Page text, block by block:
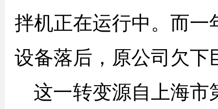
拌机正在运行中。而一
设备落后，原公司欠下
这一转变源自上海市